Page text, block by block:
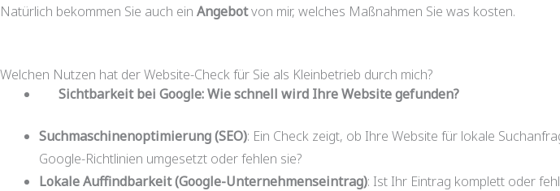
Natürlich bekommen Sie auch ein Angebotvon mir, welches Maßnahmen Sie was kosten.
Welchen Nutzen hat der Website-Check für Sie als Kleinbetrieb durch mich?
Sichtbarkeit bei Google: Wie schnell wird Ihre Website gefunden?
Suchmaschinenoptimierung (SEO): Ein Check zeigt, ob Ihre Website für lokale
Google-Richtlinien umgesetzt oder fehlen sie?
Lokale Auffindbarkeit (Google-Unternehmenseintrag): Ist Ihr Eintrag komplett oder